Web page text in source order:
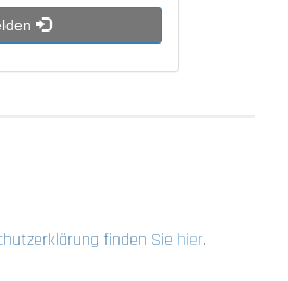
finden Sie hier.